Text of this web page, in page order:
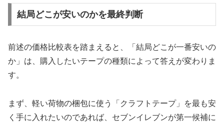
結局どこが安いのかを最終判断
前述の価格比較表を踏まえると、「結局どこが一番安いの
か」は、購入したいテープの種類によって答えが変わりま
す。
まず、軽い荷物の梱包に使う「クラフトテープ」を最も安
く手に入れたいのであれば、セブンイレブンが第一候補に